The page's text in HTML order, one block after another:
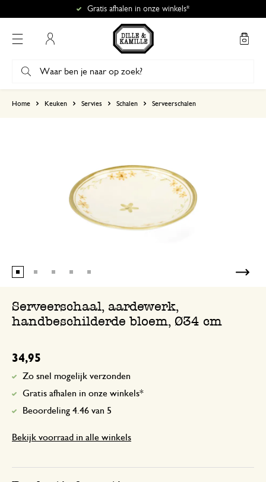
Gratis afhalen in onze winkels*
Home Keuken Servies Schalen Serveerschalen
Serveerschaal, aardewerk,
handbeschilderde bloem, Ø34 cm
34,95
Zo snel mogelijk verzonden
Gratis afhalen in onze winkels*
Beoordeling 4.46 van 5
Bekijk voorraad in alle winkels
1
Prachtige schaal